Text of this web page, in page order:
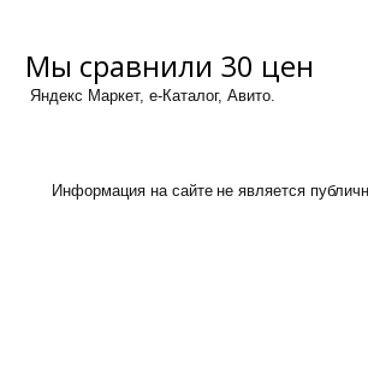
Мы сравнили 30 цен
Яндекс Маркет, е-Каталог, Авито.
Информация на сайте не является